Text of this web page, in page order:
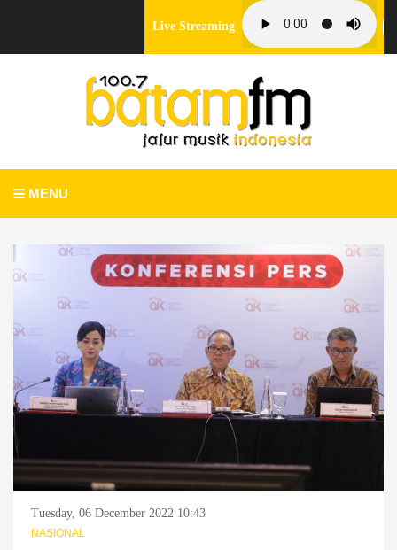
Live Streaming
MENU
Tuesday, 06 December 2022 10:43
NASIONAL